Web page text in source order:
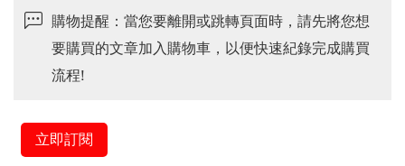
購物提醒：當您要離開或跳轉頁面時，請先將您想
要購買的文章加入購物車，以便快速紀錄完成購買
流程!
立即訂閱